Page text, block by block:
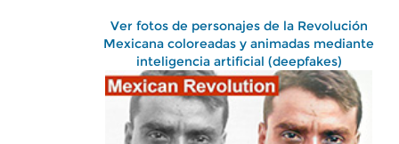
Ver fotos de personajes de la Revolución
Mexicana coloreadas y animadas mediante
inteligencia artificial (deepfakes)